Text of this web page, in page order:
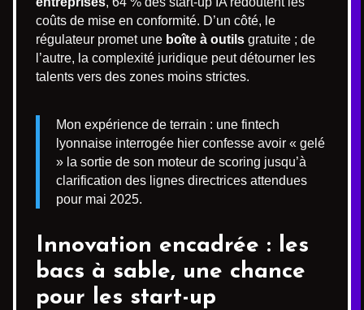
coûts de mise en conformité. D’un côté, le
régulateur promet une boîte à outils gratuite ; de
l’autre, la complexité juridique peut détourner les
talents vers des zones moins strictes.
Mon expérience de terrain : une fintech
lyonnaise interrogée hier confesse avoir « gelé
» la sortie de son moteur de scoring jusqu’à
clarification des lignes directrices attendues
pour mai 2025.
Innovation encadrée : les
bacs à sable, une chance
pour les start-up